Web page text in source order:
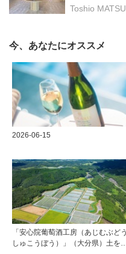
Toshio
今、あなたにオススメ
2026-06-15
「安心院葡萄酒工房（あじむぶどう
しゅこうぼう）」（大分県）土を